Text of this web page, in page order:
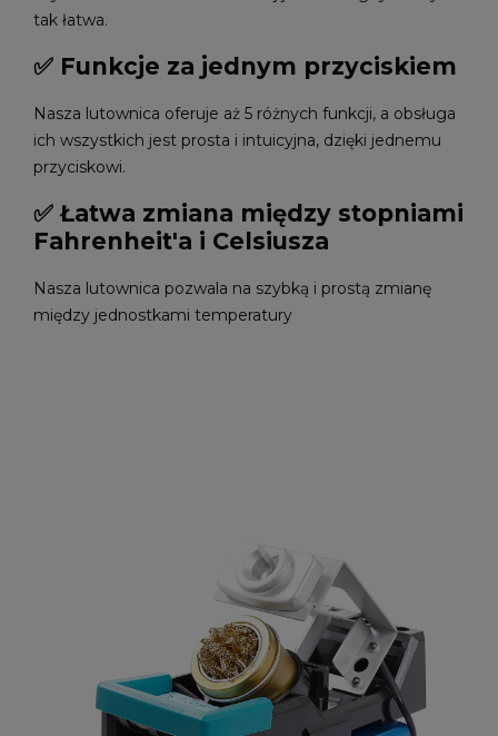
tak łatwa.
✅ Funkcje za jednym przyciskiem
Nasza lutownica oferuje aż 5 różnych funkcji, a obsługa
ich wszystkich jest prosta i intuicyjna, dzięki jednemu
przyciskowi.
✅ Łatwa zmiana między stopniami
Fahrenheit'a i Celsiusza
Nasza lutownica pozwala na szybką i prostą zmianę
między jednostkami temperatury